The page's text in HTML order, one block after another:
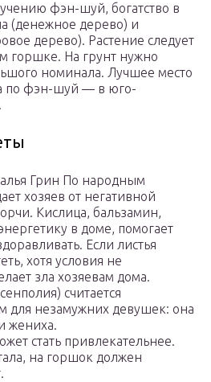
фэн-шуй, богатство в
(денежное дерево) и
дерево). Растение следует
горшке. На грунт нужно
номинала. Лучшее место
по фэн-шуй — в юго-
Грин По народным
хозяев от негативной
Кислица, бальзамин,
в доме, помогает
Если листья
хотя условия не
зла хозяевам дома.
считается
для незамужних девушек: она
жениха.
стать привлекательнее.
на горшок должен